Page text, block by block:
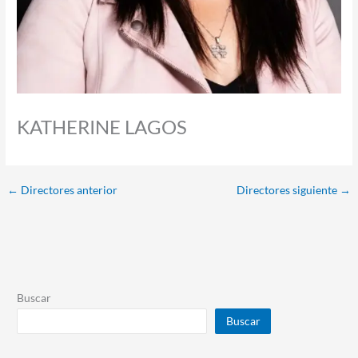
KATHERINE LAGOS
← Directores anterior Directores siguiente →
Buscar
Buscar